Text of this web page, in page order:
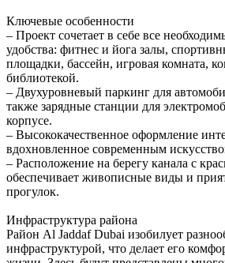
Ключевые особенности
– Проект сочетает в себе все
удобства: фитнес и йога залы,
площадки, бассейн, игровая комната,
библиотекой.
– Двухуровневый паркинг для
также зарядные станции для
корпусе.
– Высококачественное оформление
вдохновленное современным
– Расположение на берегу канала с
обеспечивает живописные виды и
прогулок.
Инфраструктура района
Район Al Jaddaf Dubai изобилует
инфраструктурой, что делает его